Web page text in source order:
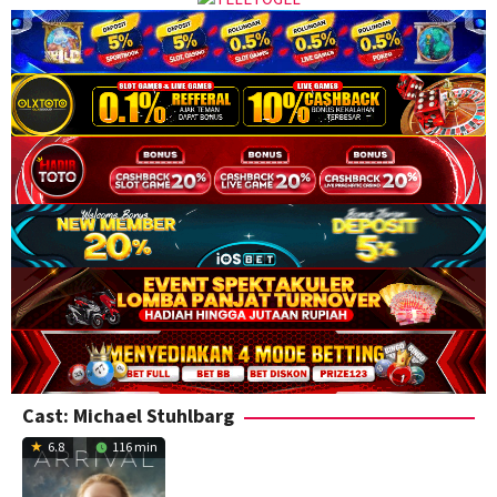
Cast: Michael Stuhlbarg
6.8 116 min